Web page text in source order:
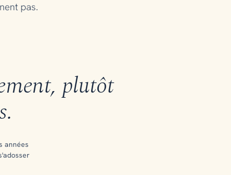
pas.
plutôt
années